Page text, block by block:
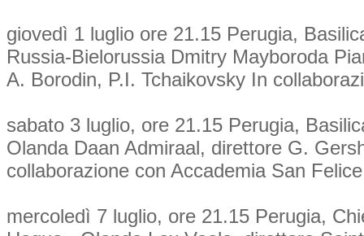
giovedì 1 luglio ore 21.15 Perugia,
Russia-Bielorussia Dmitry Mayboroda
A. Borodin, P.I. Tchaikovsky In
sabato 3 luglio, ore 21.15 Perugia,
Olanda Daan Admiraal, direttore G.
collaborazione con Accademia San
mercoledì 7 luglio, ore 21.15 Perugia,